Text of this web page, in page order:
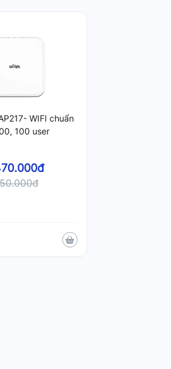
WIFI chuẩn
100 user